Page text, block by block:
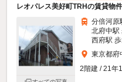
レオパレス美好町TRHの賃貸物件
分倍河原
北府中駅
西府駅 歩
東京都府
2階建 / 21年